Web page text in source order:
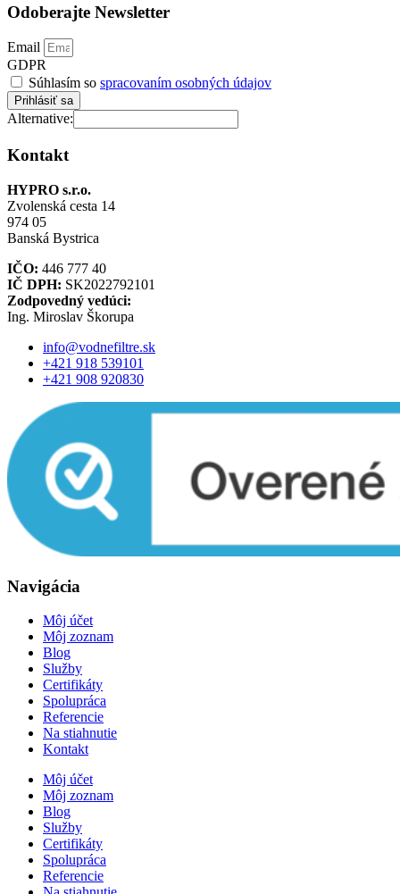
Odoberajte Newsletter
Email
GDPR
Súhlasím so spracovaním osobných údajov
Prihlásiť sa
Alternative:
Kontakt
HYPRO s.r.o.
Zvolenská cesta 14
974 05
Banská Bystrica
IČO: 446 777 40
IČ DPH: SK2022792101
Zodpovedný vedúci:
Ing. Miroslav Škorupa
info@vodnefiltre.sk
+421 918 539101
+421 908 920830
Navigácia
Môj účet
Môj zoznam
Blog
Služby
Certifikáty
Spolupráca
Referencie
Na stiahnutie
Kontakt
Môj účet
Môj zoznam
Blog
Služby
Certifikáty
Spolupráca
Referencie